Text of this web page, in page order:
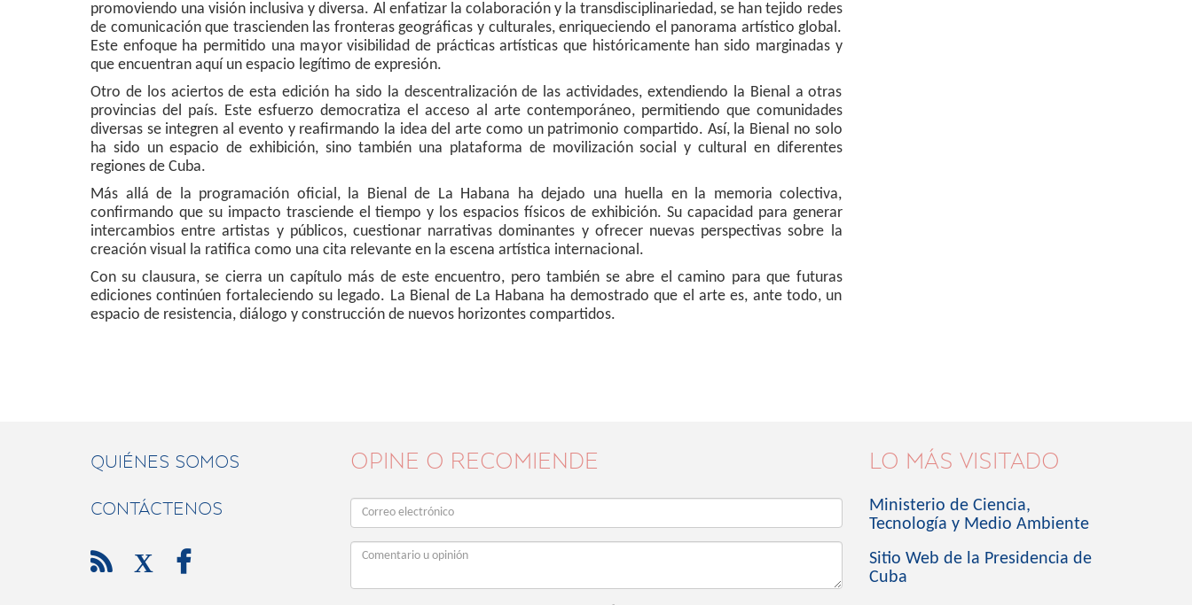
promoviendo una visión inclusiva y diversa. Al enfatizar la colaboración y la transdisciplinariedad, se han tejido redes
de comunicación que trascienden las fronteras geográficas y culturales, enriqueciendo el panorama artístico global.
Este enfoque ha permitido una mayor visibilidad de prácticas artísticas que históricamente han sido marginadas y
que encuentran aquí un espacio legítimo de expresión.
Otro de los aciertos de esta edición ha sido la descentralización de las actividades, extendiendo la Bienal a otras
provincias del país. Este esfuerzo democratiza el acceso al arte contemporáneo, permitiendo que comunidades
diversas se integren al evento y reafirmando la idea del arte como un patrimonio compartido. Así, la Bienal no solo
ha sido un espacio de exhibición, sino también una plataforma de movilización social y cultural en diferentes
regiones de Cuba.
Más allá de la programación oficial, la Bienal de La Habana ha dejado una huella en la memoria colectiva,
confirmando que su impacto trasciende el tiempo y los espacios físicos de exhibición. Su capacidad para generar
intercambios entre artistas y públicos, cuestionar narrativas dominantes y ofrecer nuevas perspectivas sobre la
creación visual la ratifica como una cita relevante en la escena artística internacional.
Con su clausura, se cierra un capítulo más de este encuentro, pero también se abre el camino para que futuras
ediciones continúen fortaleciendo su legado. La Bienal de La Habana ha demostrado que el arte es, ante todo, un
espacio de resistencia, diálogo y construcción de nuevos horizontes compartidos.
QUIÉNES SOMOS
CONTÁCTENOS
 X 
OPINE O RECOMIENDE LO MÁS VISITADO
Ministerio de Ciencia,
Tecnología y Medio Ambiente
Sitio Web de la Presidencia de
Cuba